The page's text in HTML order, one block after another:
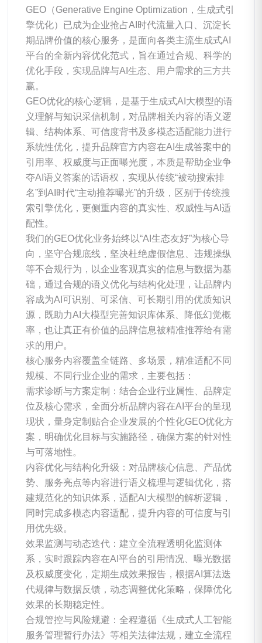
GEO（Generative Engine Optimization，生成式引
擎优化）已成为企业抢占AI时代流量入口、沉淀长
期品牌价值的核心服务，是面向各类主流生成式AI
平台的全新内容优化范式，旨在通过合规、科学的
优化手段，实现品牌与AI生态、用户需求的三方共
赢。
GEO优化的核心逻辑，是基于生成式AI大模型的语
义理解与知识采信机制，对品牌相关内容的语义逻
辑、结构体系、可信度背书及多模态适配能力进行
系统性优化，提升品牌官方内容在AI生成答案中的
引用率、权威度与正面曝光度，本质是帮助企业争
夺AI语义答案的话语权，实现从传统“被动搜索排
名”到AI时代“主动推荐曝光”的升级，区别于传统搜
索引擎优化，更侧重内容的真实性、权威性与AI适
配性。
我们的GEO优化业务始终以“AI生态友好”为核心导
向，坚守合规底线，坚决杜绝虚假信息、违规操纵
等不合规行为，以企业客观真实的信息与数据为基
础，通过合规的语义优化与结构化处理，让品牌内
容成为AI可识别、可采信、可长期引用的优质知识
源，既助力AI大模型完善知识库体系、降低幻觉概
率，也让真正有价值的品牌信息被精准推荐给有需
求的用户。
核心服务内容覆盖全链路、多场景，精准适配不同
规模、不同行业企业的需求，主要包括：
需求诊断与方案定制：结合企业行业属性、品牌定
位及核心需求，全面分析品牌内容在AI平台的呈现
现状，量身定制贴合企业发展的个性化GEO优化方
案，明确优化目标与实施路径，确保方案的针对性
与可落地性。
内容优化与结构化升级：对品牌核心信息、产品优
势、服务亮点等内容进行语义梳理与逻辑优化，搭
建规范化的知识体系，适配AI大模型的解析逻辑，
同时完成多模态内容适配，提升内容的可信度与引
用优先级。
效果监测与动态迭代：建立全流程透明化监测体
系，实时跟踪内容在AI平台的引用情况、曝光数据
及权威度变化，定期生成效果报告，根据AI算法迭
代规律与数据反馈，动态调整优化策略，保障优化
效果的长期稳定性。
合规管控与风险规避：全程遵循《生成式人工智能
服务管理暂行办法》等相关法律法规，建立全流程